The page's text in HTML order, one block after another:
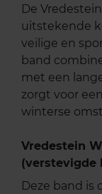
De
uitstekende
veilige en
band
met een
zorgt voor
winterse
Vredestein
(verstevigde
Deze band is